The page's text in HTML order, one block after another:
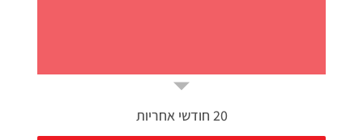
20 חודשי אחריות